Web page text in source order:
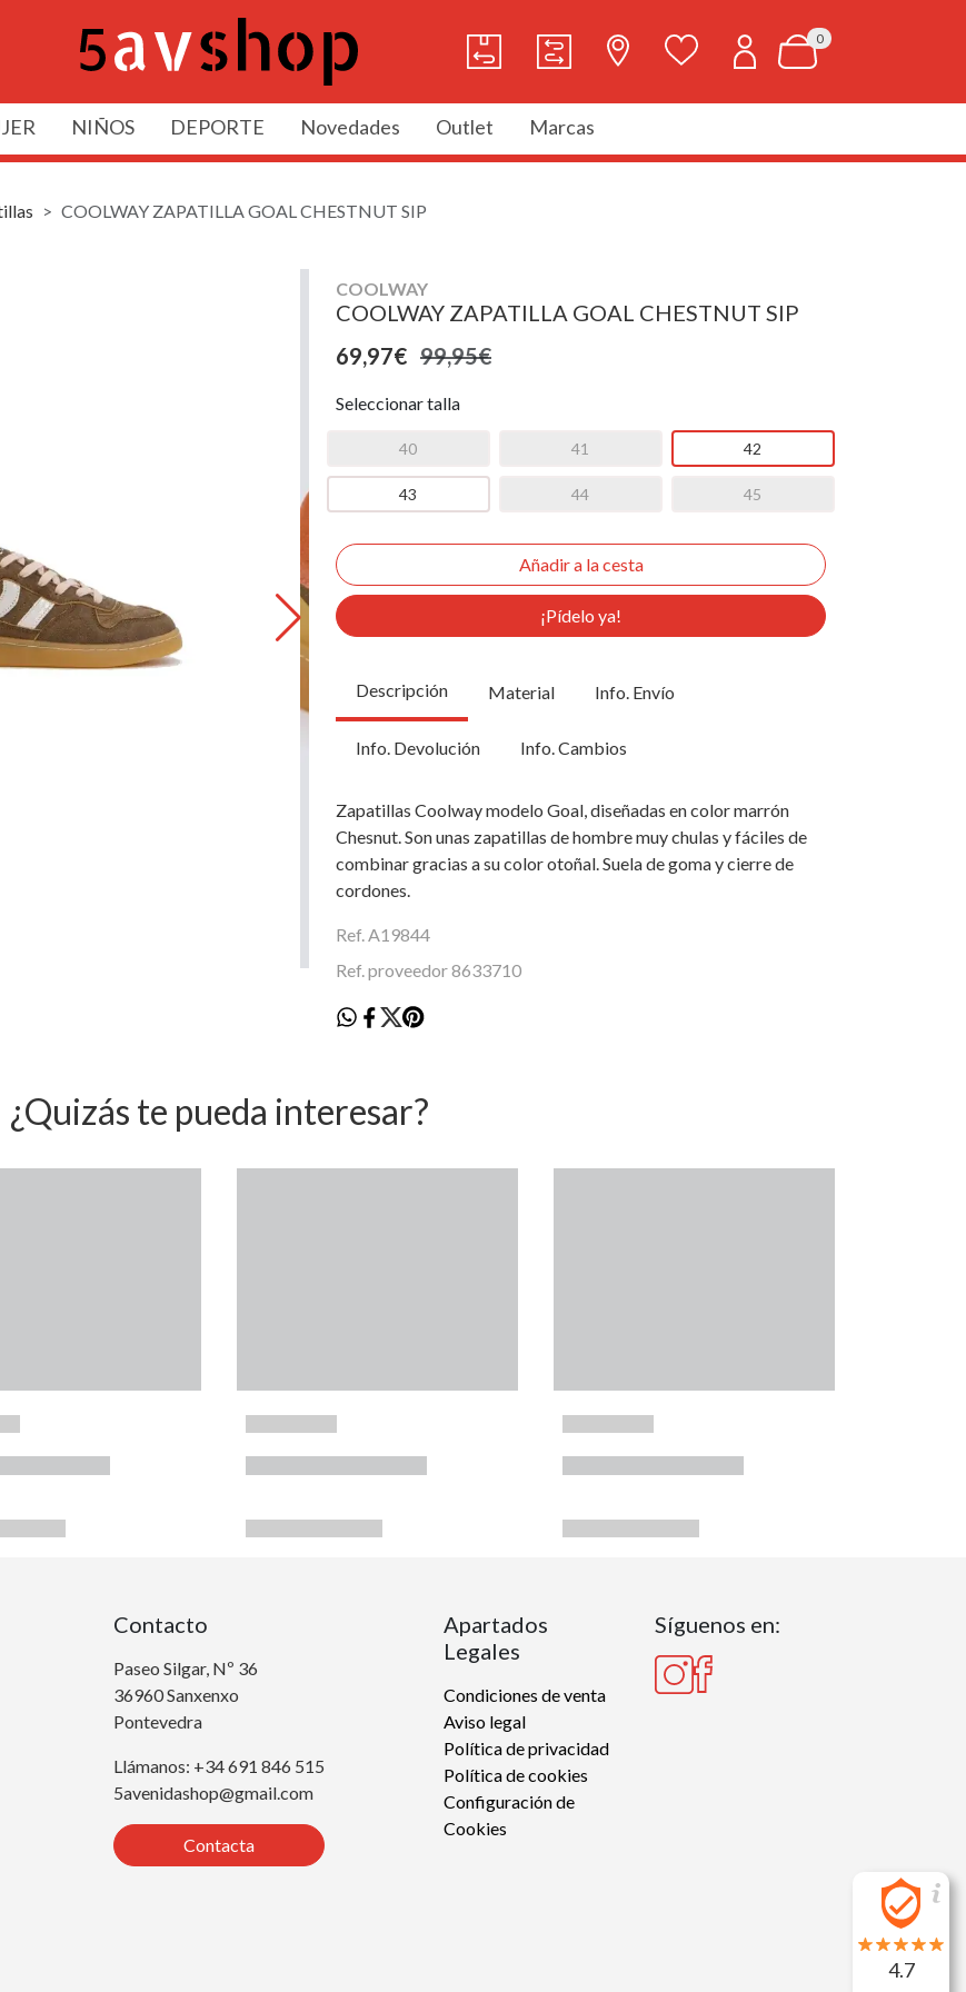
0
NIÑOS DEPORTE Novedades Outlet Marcas
COOLWAY ZAPATILLA GOAL CHESTNUT SIP
COOLWAY
COOLWAY ZAPATILLA GOAL CHESTNUT SIP
69,97€ 99,95€
Seleccionar talla
40 41 42
43 44 45
¡Pídelo ya!
Descripción Material Info. Envío
Info. Devolución Info. Cambios
Zapatillas Coolway modelo Goal, diseñadas en color marrón
Chesnut. Son unas zapatillas de hombre muy chulas y fáciles de
combinar gracias a su color otoñal. Suela de goma y cierre de
cordones.
Ref. A19844
Ref. proveedor 8633710
¿Quizás te pueda interesar?
Contacto
Paseo Silgar, Nº 36
36960 Sanxenxo
Pontevedra
Llámanos: +34 691 846 515
5avenidashop@gmail.com
Contacta
Apartados
Legales
Condiciones de venta
Aviso legal
Política de privacidad
Política de cookies
Configuración de
Cookies
Síguenos en:
4.7